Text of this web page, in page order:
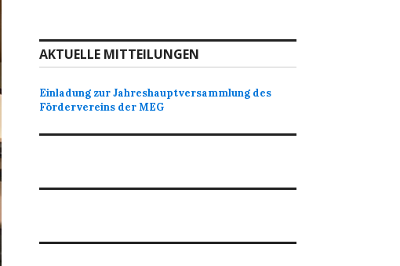
AKTUELLE MITTEILUNGEN
Einladung zur Jahreshauptversammlung des
Fördervereins der MEG